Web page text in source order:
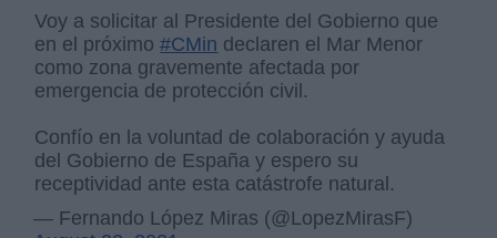
Voy a solicitar al Presidente del Gobierno que
en el próximo#CMin declaren el Mar Menor
como zona gravemente afectada por
emergencia de protección civil.
Confío en la voluntad de colaboración y ayuda
del Gobierno de España y espero su
receptividad ante esta catástrofe natural.
— Fernando López Miras (@LopezMirasF)